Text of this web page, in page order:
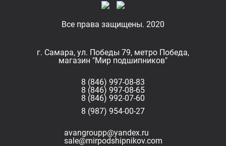
Все права защищены. 2020
г. Самара, ул. Победы 79, метро Победа,
магазин "Мир подшипников"
8 (846) 997-08-83
8 (846) 997-08-65
8 (846) 992-07-60
8 (987) 954-00-27
avangroupp@yandex.ru
sale@mirpodshipnikov.com